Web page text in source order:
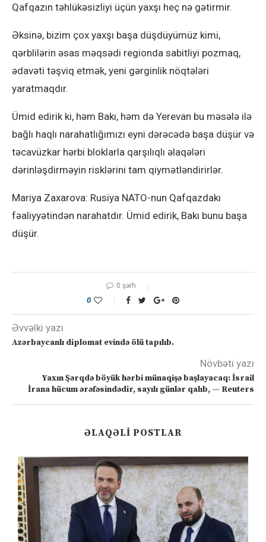
Qafqazın təhlükəsizliyi üçün yaxşı heç nə gətirmir.
Əksinə, bizim çox yaxşı başa düşdüyümüz kimi,
qərblilərin əsas məqsədi regionda sabitliyi pozmaq,
ədavəti təşviq etmək, yeni gərginlik nöqtələri
yaratmaqdır.
Ümid edirik ki, həm Bakı, həm də Yerevan bu məsələ ilə
bağlı haqlı narahatlığımızı eyni dərəcədə başa düşür və
təcavüzkar hərbi bloklarla qarşılıqlı əlaqələri
dərinləşdirməyin risklərini tam qiymətləndirirlər.
Mariya Zaxarova: Rusiya NATO-nun Qafqazdakı
fəaliyyətindən narahatdır. Ümid edirik, Bakı bunu başa
düşür.
0 şərh
0
Əvvəlki yazı
Azərbaycanlı diplomat evində ölü tapılıb.
Növbəti yazı
Yaxın Şərqdə böyük hərbi münaqişə başlayacaq: İsrail
İrana hücum ərəfəsindədir, sayılı günlər qalıb, — Reuters
ƏLAQƏLI POSTLAR